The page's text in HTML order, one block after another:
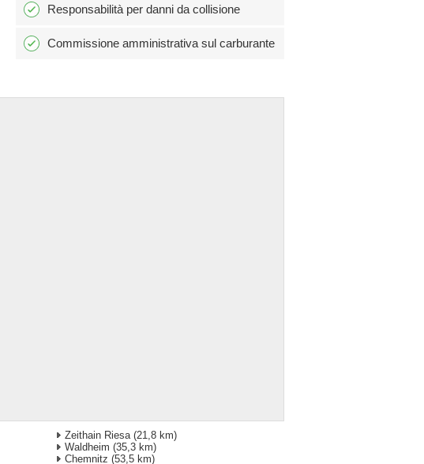
Responsabilità per danni da collisione
Commissione amministrativa sul carburante
Zeithain Riesa (21,8 km)
Waldheim (35,3 km)
Chemnitz (53,5 km)